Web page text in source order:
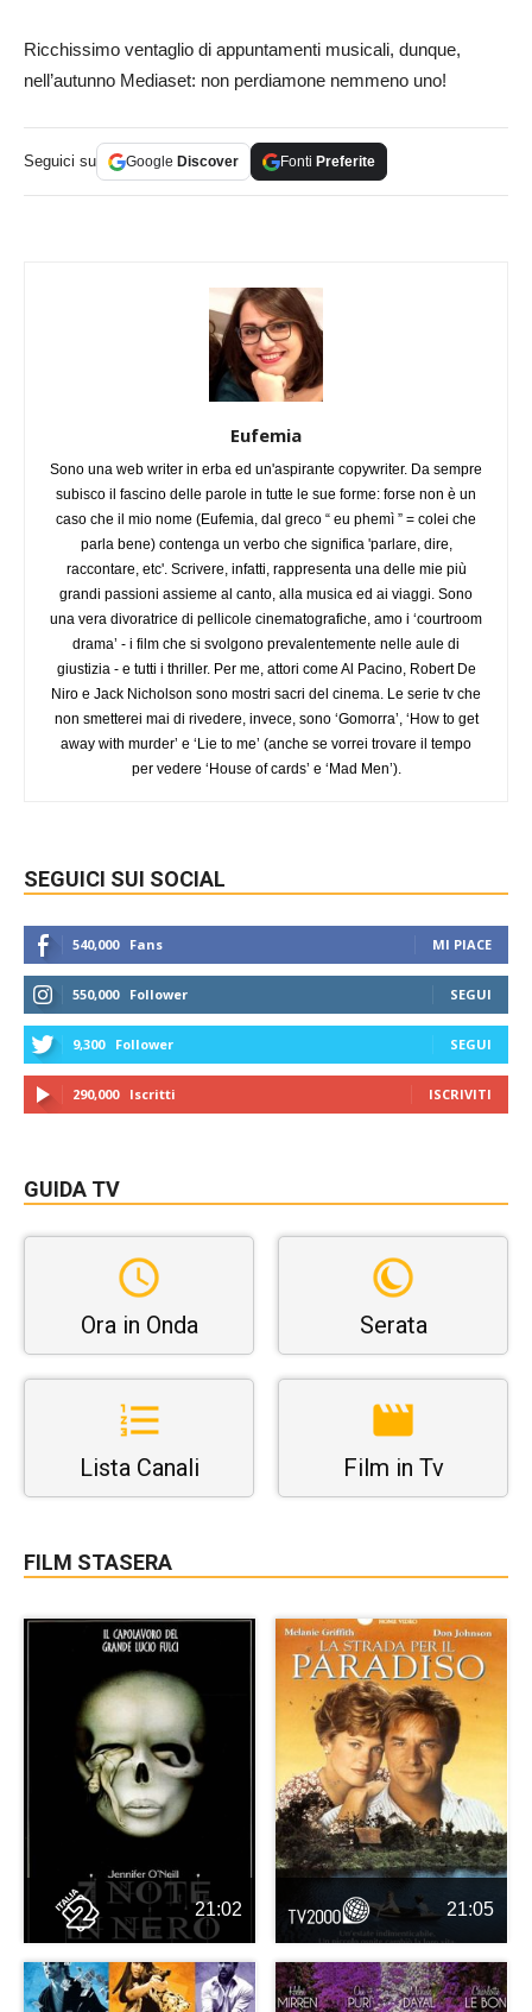
Ricchissimo ventaglio di appuntamenti musicali, dunque,
nell’autunno Mediaset: non perdiamone nemmeno uno!
Seguici su Google Discover Fonti Preferite
Eufemia
Sono una web writer in erba ed un'aspirante copywriter. Da sempre
subisco il fascino delle parole in tutte le sue forme: forse non è un
caso che il mio nome (Eufemia, dal greco “ eu phemì ” = colei che
parla bene) contenga un verbo che significa 'parlare, dire,
raccontare, etc'. Scrivere, infatti, rappresenta una delle mie più
grandi passioni assieme al canto, alla musica ed ai viaggi. Sono
una vera divoratrice di pellicole cinematografiche, amo i ‘courtroom
drama’ - i film che si svolgono prevalentemente nelle aule di
giustizia - e tutti i thriller. Per me, attori come Al Pacino, Robert De
Niro e Jack Nicholson sono mostri sacri del cinema. Le serie tv che
non smetterei mai di rivedere, invece, sono ‘Gomorra’, ‘How to get
away with murder’ e ‘Lie to me’ (anche se vorrei trovare il tempo
per vedere ‘House of cards’ e ‘Mad Men’).
SEGUICI SUI SOCIAL
540,000 Fans MI PIACE
550,000 Follower SEGUI
9,300 Follower SEGUI
290,000 Iscritti ISCRIVITI
GUIDA TV
Ora in Onda Serata
Lista Canali Film in Tv
FILM STASERA
21:02 21:05